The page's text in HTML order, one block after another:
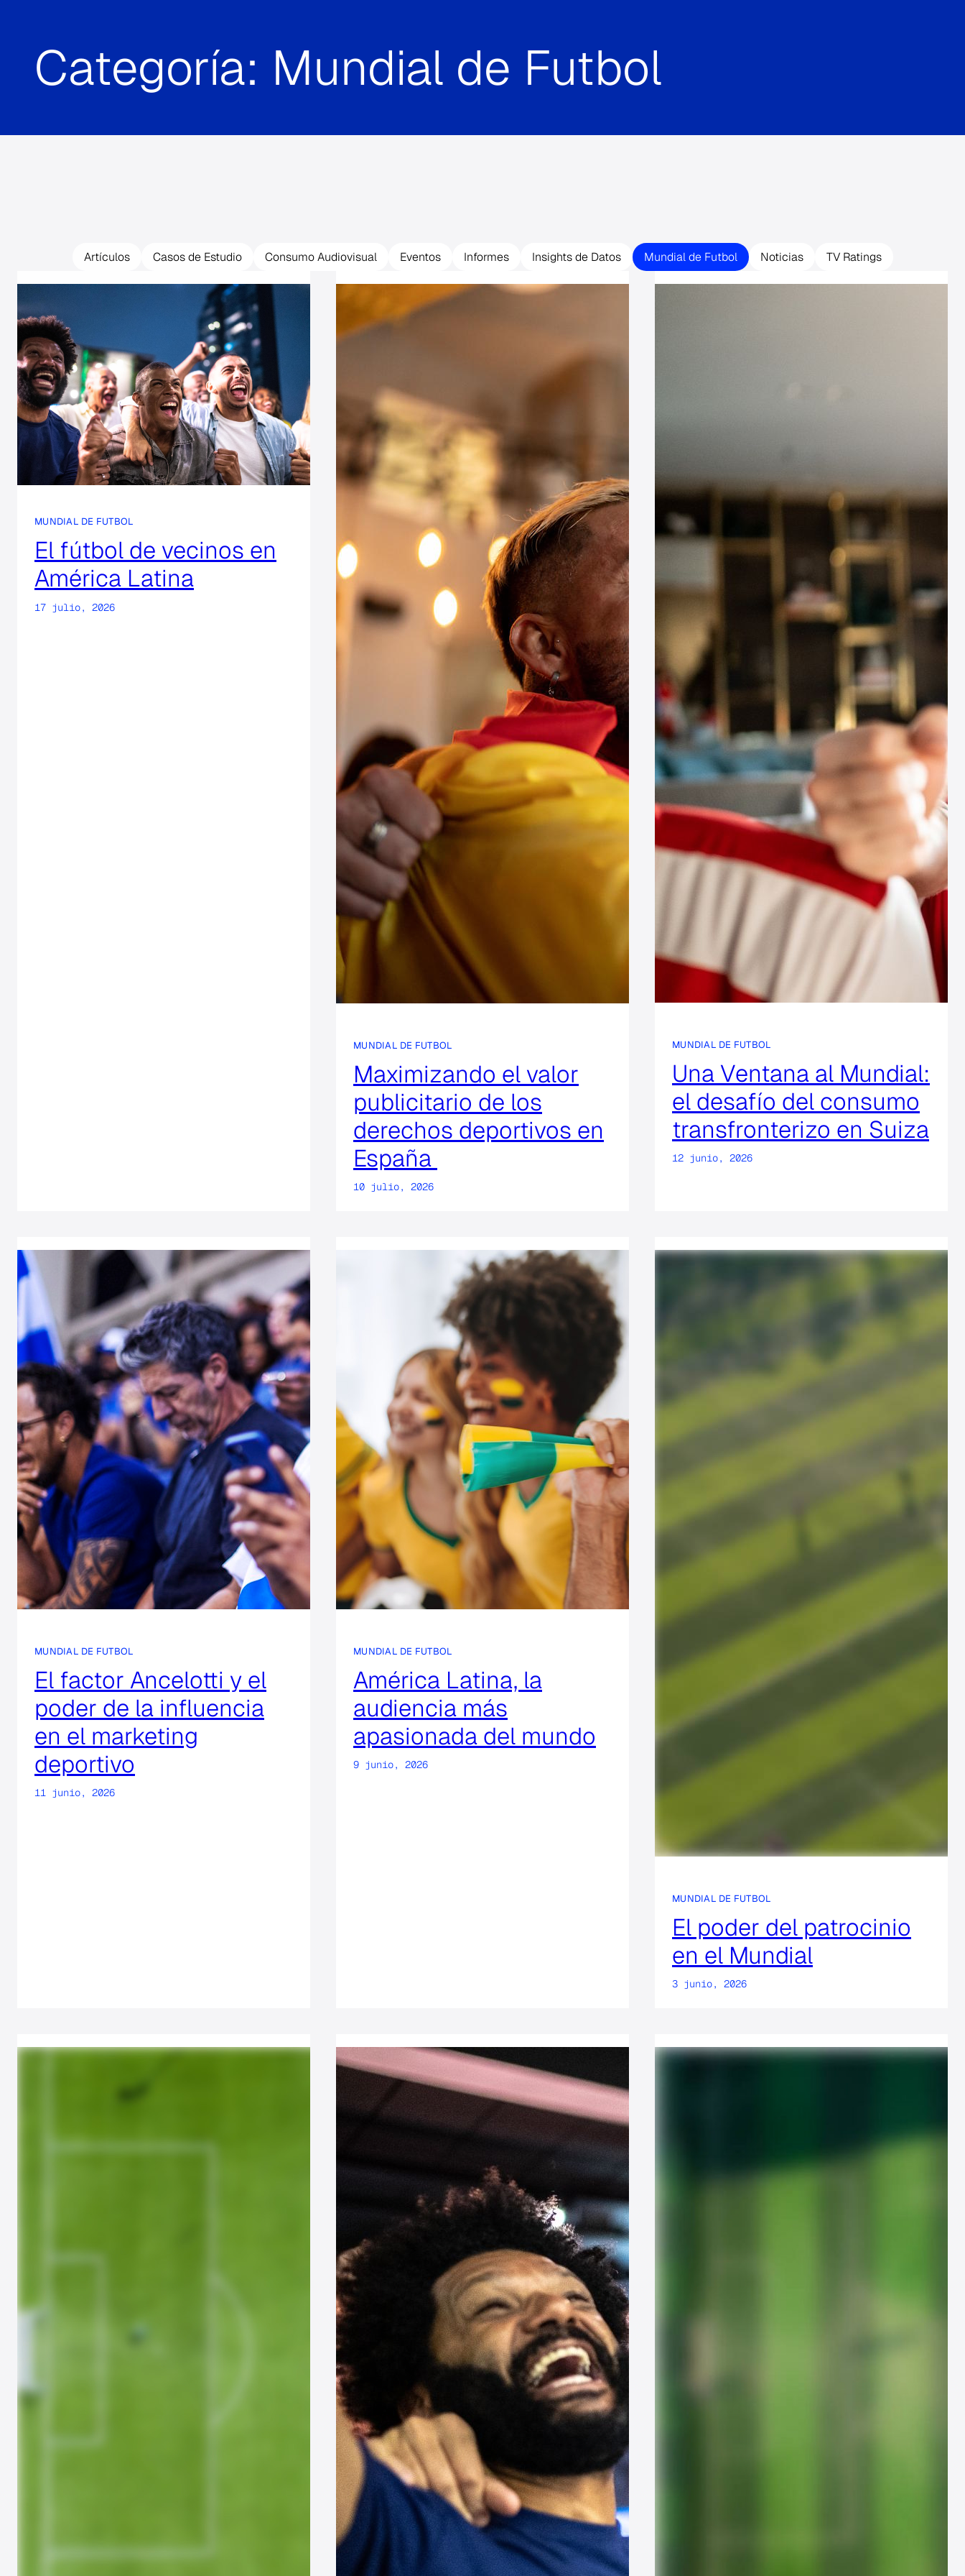
Categoría: Mundial de Futbol
Artículos Casos de Estudio Consumo Audiovisual Eventos Informes Insights de Datos Mundial de Futbol Noticias TV Ratings
MUNDIAL DE FUTBOL
El fútbol de vecinos en
América Latina
17 julio, 2026
MUNDIAL DE FUTBOL
Maximizando el valor
publicitario de los
derechos deportivos en
España
10 julio, 2026
MUNDIAL DE FUTBOL
Una Ventana al Mundial:
el desafío del consumo
transfronterizo en Suiza
12 junio, 2026
MUNDIAL DE FUTBOL
El factor Ancelotti y el
poder de la influencia
en el marketing
deportivo
11 junio, 2026
MUNDIAL DE FUTBOL
América Latina, la
audiencia más
apasionada del mundo
9 junio, 2026
MUNDIAL DE FUTBOL
El poder del patrocinio
en el Mundial
3 junio, 2026
Search
for: